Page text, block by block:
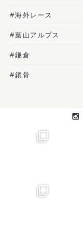
#海外レース
#葉山アルプス
#鎌倉
#鎖骨